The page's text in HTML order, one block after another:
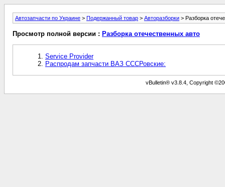
Автозапчасти по Украине > Подержанный товар > Авторазборки > Разборка
Просмотр полной версии : Разборка отечественных авто
Service Provider
Распродам запчасти ВАЗ СССРовские:
vBulletin® v3.8.4, Copyright